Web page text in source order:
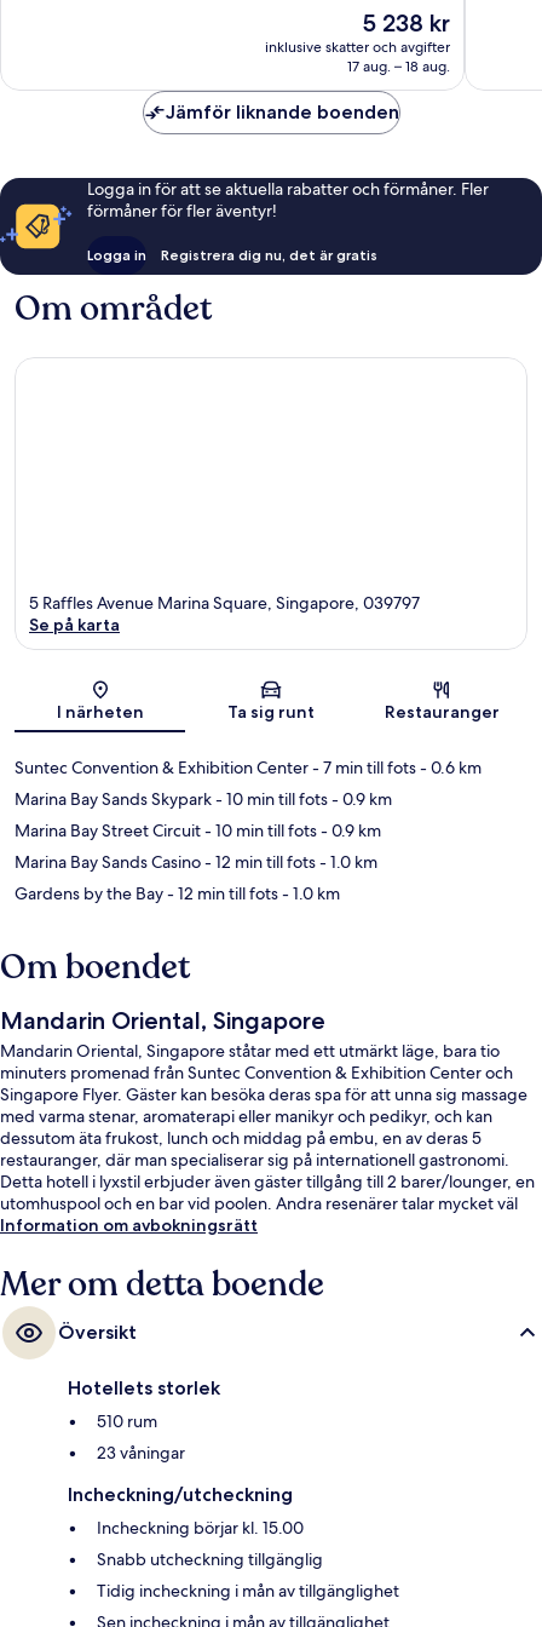
Priset
är
5 238 kr
5 238 kr
inklusive skatter och avgifter
17 aug. – 18 aug.
Jämför liknande boenden
Logga in för att se aktuella rabatter och förmåner. Fler
förmåner för fler äventyr!
Logga in Registrera dig nu, det är gratis
Om området
Karta
5 Raffles Avenue Marina Square, Singapore, 039797
Se på karta
I närheten Ta sig runt Restauranger
Suntec Convention & Exhibition Center- 7 min till fots- 0.6 km
Marina Bay Sands Skypark- 10 min till fots- 0.9 km
Marina Bay Street Circuit- 10 min till fots- 0.9 km
Marina Bay Sands Casino- 12 min till fots- 1.0 km
Gardens by the Bay- 12 min till fots- 1.0 km
Om boendet
Mandarin Oriental, Singapore
Mandarin Oriental, Singapore ståtar med ett utmärkt läge, bara tio
minuters promenad från Suntec Convention & Exhibition Center och
Singapore Flyer. Gäster kan besöka deras spa för att unna sig massage
med varma stenar, aromaterapi eller manikyr och pedikyr, och kan
dessutom äta frukost, lunch och middag på embu, en av deras 5
restauranger, där man specialiserar sig på internationell gastronomi.
Detta hotell i lyxstil erbjuder även gäster tillgång till 2 barer/lounger, en
utomhuspool och en bar vid poolen. Andra resenärer talar mycket väl
om den hjälpsamma personalen. Kollektivtrafik finns i närheten. Till
8 minuter.
Information om avbokningsrätt
Mer om detta boende
Översikt
Hotellets storlek
510 rum
23 våningar
Incheckning/utcheckning
Incheckning börjar kl. 15.00
Snabb utcheckning tillgänglig
Tidig incheckning i mån av tillgänglighet
Sen incheckning i mån av tillgänglighet